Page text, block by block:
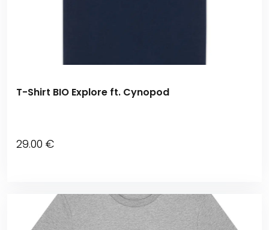
T-Shirt BIO Explore ft. Cynopod
29.00 €